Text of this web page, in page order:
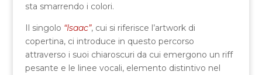
sta smarrendo i colori.
Il singolo “Isaac”, cui si riferisce l’artwork di
copertina, ci introduce in questo percorso
attraverso i suoi chiaroscuri da cui emergono un riff
pesante e le linee vocali, elemento distintivo nel